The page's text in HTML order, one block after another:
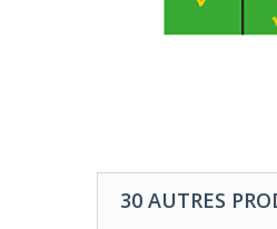
30 AUTRES